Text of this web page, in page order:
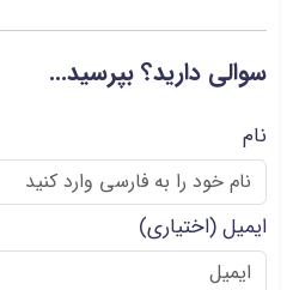
سوالی دارید؟ بپرسید...
نام
ایمیل(اختیاری)